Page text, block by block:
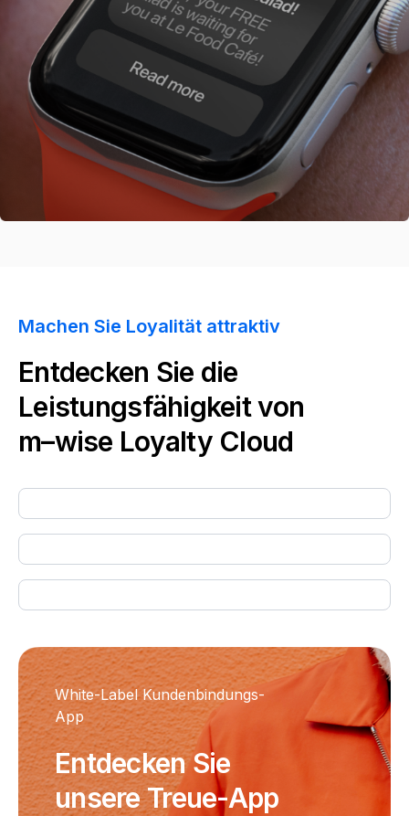
Machen Sie Loyalität attraktiv
Entdecken Sie die
Leistungsfähigkeit von
m–wise Loyalty Cloud
White-Label Kundenbindungs-
App
Entdecken Sie
unsere Treue-App